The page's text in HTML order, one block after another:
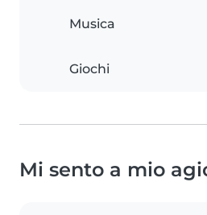
Musica
Giochi
Mi sento a mio